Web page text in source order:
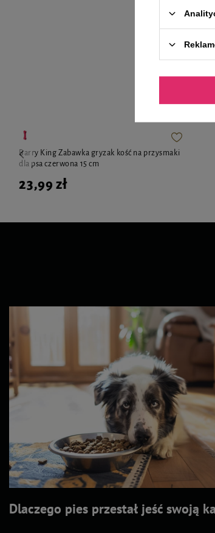
Barry King Zabawka gryzak kość na przysmaki
dla psa czerwona 15 cm
23,99 zł
Dlaczego pies przestał jeść swoją